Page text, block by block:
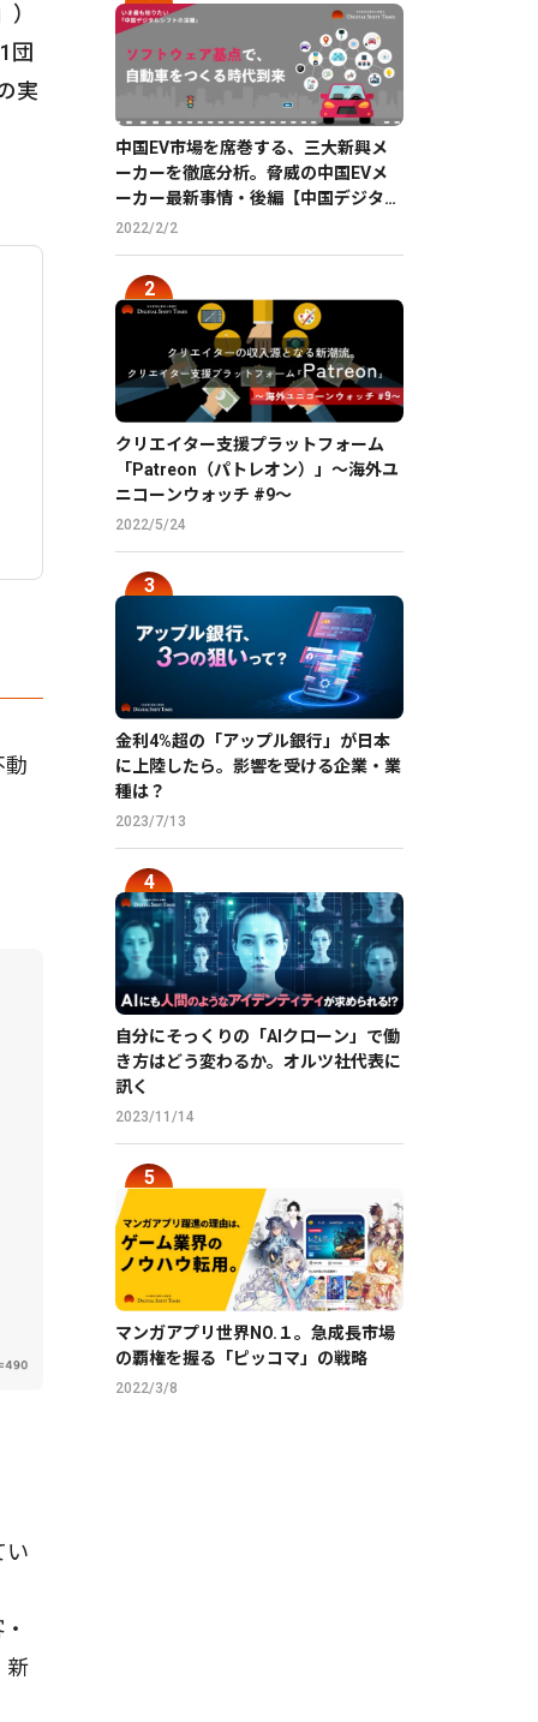
団
実
動
い
新
中国EV市場を席巻する、三大新興メ
ーカーを徹底分析。脅威の中国EVメ
ーカー最新事情・後編【中国デジタル
企業最前線】
2022/2/2
クリエイター支援プラットフォーム
「Patreon（パトレオン）」〜海外ユ
ニコーンウォッチ #9〜
2022/5/24
金利4%超の「アップル銀行」が日本
に上陸したら。影響を受ける企業・業
種は？
2023/7/13
自分にそっくりの「AIクローン」で働
き方はどう変わるか。オルツ社代表に
訊く
2023/11/14
マンガアプリ世界NO.１。急成長市場
の覇権を握る「ピッコマ」の戦略
2022/3/8